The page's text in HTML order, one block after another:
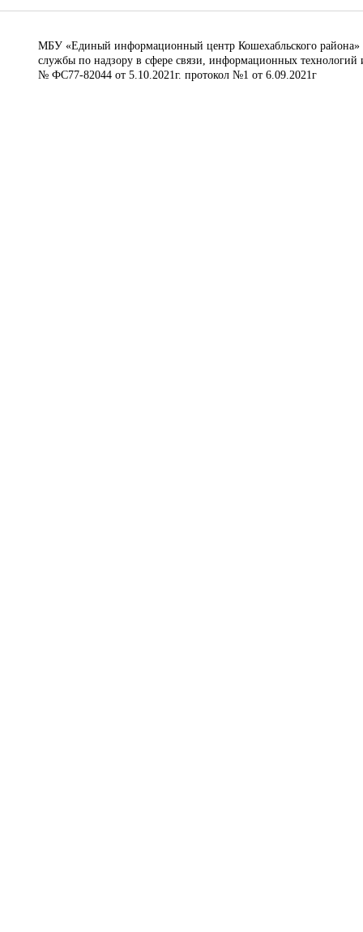
МБУ «Единый информационный центр Кошехабльского района»
службы по надзору в сфере связи, информационных
№ ФС77-82044 от 5.10.2021г. протокол №1 от 6.09.2021г